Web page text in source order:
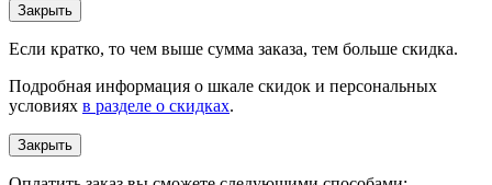
Закрыть
Если кратко, то чем выше сумма заказа, тем больше скидка.
Подробная информация о шкале скидок и персональных
условиях в разделе о скидках.
Закрыть